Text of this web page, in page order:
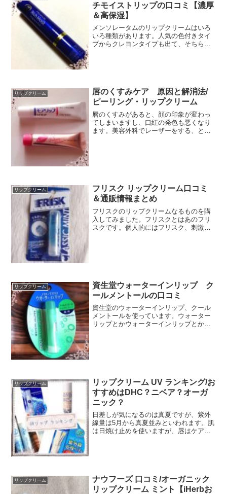
チモイストリップの口コミ【濃厚
＆高保湿】
メンソレータムのリップクリームはいろ
いろ種類があります。人気の色付きタイ
プからクレヨンタイプも出て、そちらも
リップクリーム
唇のくすみケア 原因と解消法/
ピーリング・リップクリーム
唇のくすみがあると、顔の印象が変わっ
てしまいますし、口紅の発色も悪くなり
ます。美容外科でレーザーをする、とい
リップクリーム
フリスク リップクリーム口コミ
＆通販情報まとめ
フリスクのリップクリームなるものを購
入してみました。フリスクとはあのフリ
スクです。個人的にはフリスク、刺激が
リップクリーム
資生堂ウォーターインリップ ク
ールメントールの口コミ
資生堂のウォーターインリップ、クール
メントールを使っています。ウォーター
リップとかウォーターインリップとか
リップクリーム
リップクリーム UV ランキング/お
すすめはDHC？ニベア？オーガ
ニック？
日差しが気になるのは真夏ですが、紫外
線量は5月から真夏並みといわれます。肌
は日焼け止めを使いますが、唇はケアを
リップクリーム
ナウフーズ 口コミ/オーガニック
リップクリーム ミント【iHerbお